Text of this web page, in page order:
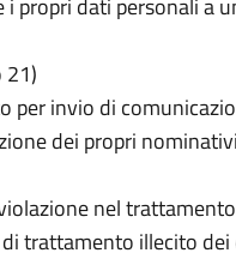
propri dati personali a
21)
invio di
dei propri
nel
trattamento illecito